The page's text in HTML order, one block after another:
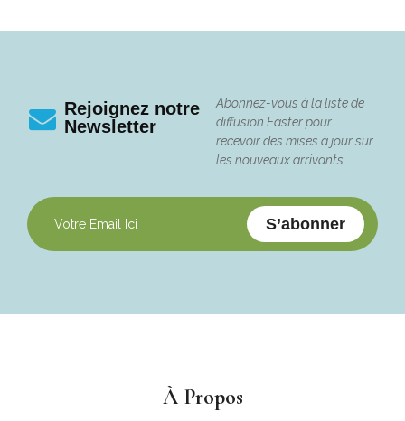
Rejoignez notre
Newsletter
Abonnez-vous à la liste de
diffusion Faster pour
recevoir des mises à jour sur
les nouveaux arrivants.
S’abonner
À Propos